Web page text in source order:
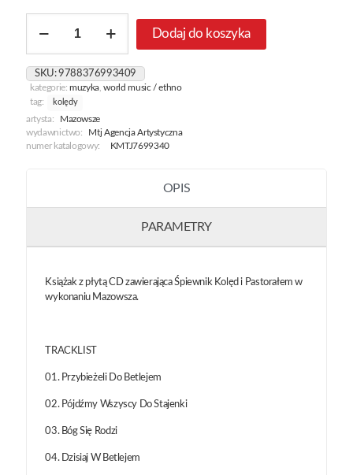
Śpiewnik
I
Pastorałek
Dodaj do koszyka
SKU:9788376993409
kategorie:muzyka,world music / ethno
tag:
kolędy
artysta:
Mazowsze
wydawnictwo:
Mtj Agencja Artystyczna
numer katalogowy:
KMTJ7699340
OPIS
PARAMETRY
Książak z płytą CD zawierająca Śpiewnik Kolęd i Pastorałem w
wykonaniu Mazowsza.
TRACKLIST
01. Przybieżeli Do Betlejem
02. Pójdźmy Wszyscy Do Stajenki
03. Bóg Się Rodzi
04. Dzisiaj W Betlejem